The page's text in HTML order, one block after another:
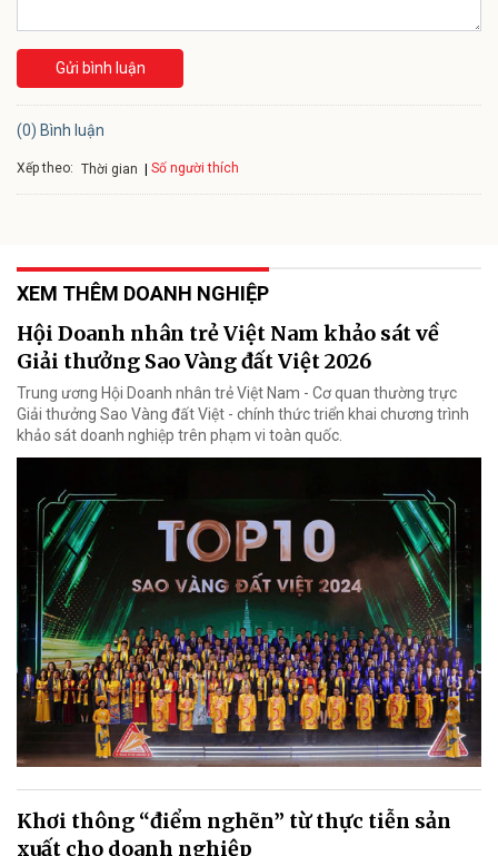
Gửi bình luận
(0) Bình luận
Xếp theo: Thời gian Số người thích
XEM THÊM DOANH NGHIỆP
Hội Doanh nhân trẻ Việt Nam khảo sát về
Giải thưởng Sao Vàng đất Việt 2026
Trung ương Hội Doanh nhân trẻ Việt Nam - Cơ quan thường trực
Giải thưởng Sao Vàng đất Việt - chính thức triển khai chương trình
khảo sát doanh nghiệp trên phạm vi toàn quốc.
Khơi thông “điểm nghẽn” từ thực tiễn sản
xuất cho doanh nghiệp